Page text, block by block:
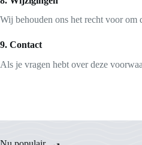
Wij behouden ons het recht voor
9. Contact
Als je vragen hebt over deze